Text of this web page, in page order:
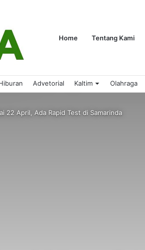
Home Tentang Kami
Advetorial Kaltim Olahraga
22 April, Ada Rapid Test di Samarinda